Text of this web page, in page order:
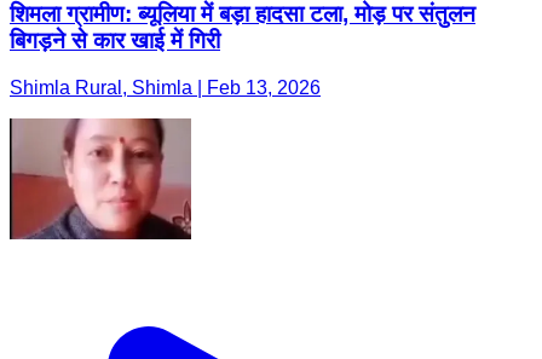
शिमला ग्रामीण: ब्यूलिया में बड़ा हादसा टला, मोड़ पर संतुलन
बिगड़ने से कार खाई में गिरी
Shimla Rural, Shimla | Feb 13, 2026